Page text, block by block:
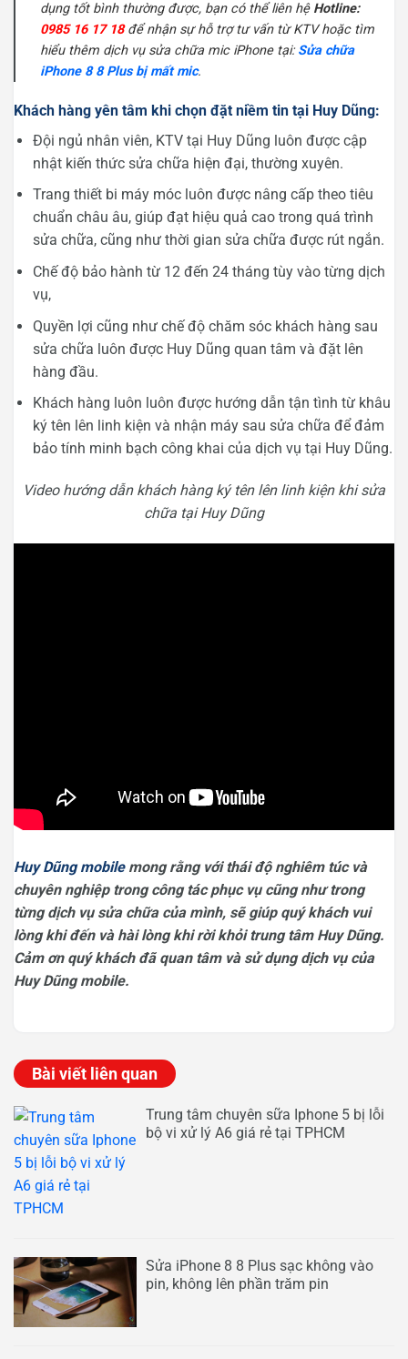
dụng tốt bình thường được, bạn có thể liên hệ Hotline:
0985 16 17 18để nhận sự hỗ trợ tư vấn từ KTV hoặc tìm
hiểu thêm dịch vụ sửa chữa mic iPhone tại:Sửa chữa
iPhone 8 8 Plus bị mất mic.
Khách hàng yên tâm khi chọn đặt niềm tin tại Huy Dũng:
Đội ngủ nhân viên, KTV tại Huy Dũng luôn được cập
nhật kiến thức sửa chữa hiện đại, thường xuyên.
Trang thiết bi máy móc luôn được nâng cấp theo tiêu
chuẩn châu âu, giúp đạt hiệu quả cao trong quá trình
sửa chữa, cũng như thời gian sửa chữa được rút ngắn.
Chế độ bảo hành từ 12 đến 24 tháng tùy vào từng dịch
vụ,
Quyền lợi cũng như chế độ chăm sóc khách hàng sau
sửa chữa luôn được Huy Dũng quan tâm và đặt lên
hàng đầu.
Khách hàng luôn luôn được hướng dẫn tận tình từ khâu
ký tên lên linh kiện và nhận máy sau sửa chữa để đảm
bảo tính minh bạch công khai của dịch vụ tại Huy Dũng.
Video hướng dẫn khách hàng ký tên lên linh kiện khi sửa
chữa tại Huy Dũng
Huy Dũng mobilemong rằng với thái độ nghiêm túc và
chuyên nghiệp trong công tác phục vụ cũng như trong
từng dịch vụ sửa chữa của mình, sẽ giúp quý khách vui
lòng khi đến và hài lòng khi rời khỏi trung tâm Huy Dũng.
Cảm ơn quý khách đã quan tâm và sử dụng dịch vụ của
Huy Dũng mobile.
Bài viết liên quan
Trung tâm chuyên sữa Iphone 5 bị lỗi
bộ vi xử lý A6 giá rẻ tại TPHCM
Sửa iPhone 8 8 Plus sạc không vào
pin, không lên phần trăm pin